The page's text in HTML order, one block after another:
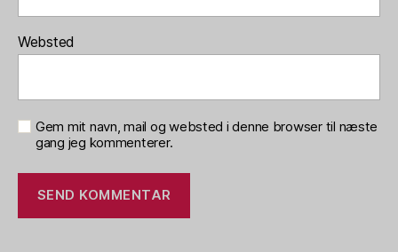
Websted
Gem mit navn, mail og websted i denne browser til næste
gang jeg kommenterer.